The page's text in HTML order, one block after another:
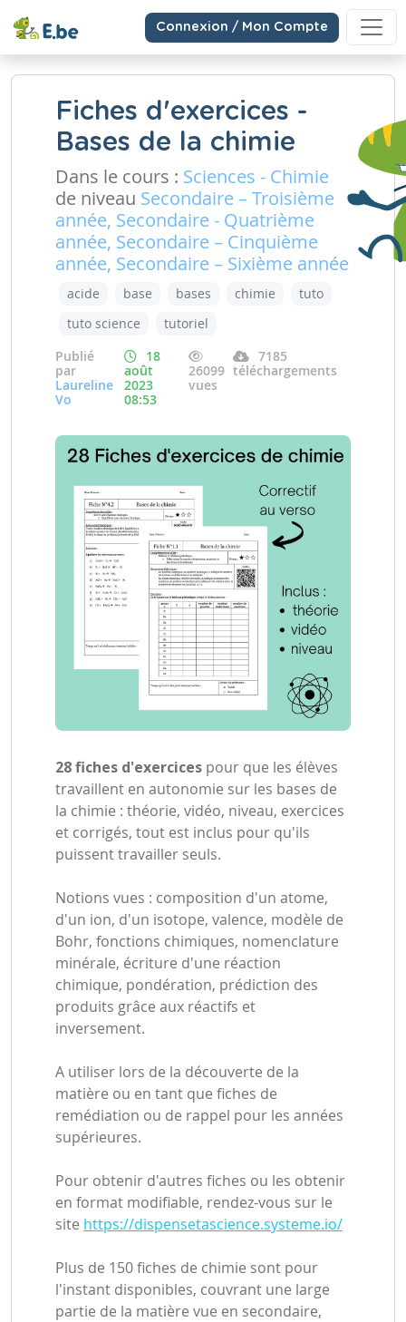
Connexion / Mon Compte
Fiches d'exercices -
Bases de la chimie
Dans le cours : Sciences - Chimie
de niveau Secondaire – Troisième
année, Secondaire - Quatrième
année, Secondaire – Cinquième
année, Secondaire – Sixième année
acide base bases chimie
tuto
tuto science
tutoriel
Publié
par
Laureline
Vo
18
août
2023
08:53
26099
vues
7185
téléchargements
28 fiches d'exercices pour que les élèves
travaillent en autonomie sur les bases de
la chimie : théorie, vidéo, niveau, exercices
et corrigés, tout est inclus pour qu'ils
puissent travailler seuls.
Notions vues : composition d'un atome,
d'un ion, d'un isotope, valence, modèle de
Bohr, fonctions chimiques, nomenclature
minérale, écriture d'une réaction
chimique, pondération, prédiction des
produits grâce aux réactifs et
inversement.
A utiliser lors de la découverte de la
matière ou en tant que fiches de
remédiation ou de rappel pour les années
supérieures.
Pour obtenir d'autres fiches ou les obtenir
en format modifiable, rendez-vous sur le
site https://dispensetascience.systeme.io/
Plus de 150 fiches de chimie sont pour
l'instant disponibles, couvrant une large
partie de la matière vue en secondaire,